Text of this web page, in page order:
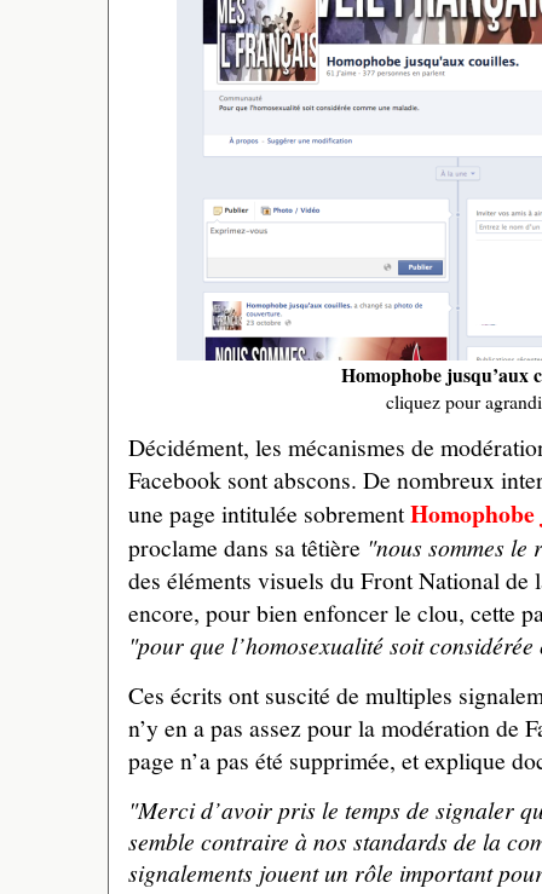
Homophobe jusqu’aux
cliquez pour
Décidément, les mécanismes de
Facebook sont abscons. De nombreux
une page intitulée sobrement
proclame dans sa têtière "nous sommes
des éléments visuels du Front National de
encore, pour bien enfoncer le clou, cette
"pour que l’homosexualité soit
Ces écrits ont suscité de multiples
n’y en a pas assez pour la modération de
page n’a pas été supprimée, et explique
"Merci d’avoir pris le temps de signaler
semble contraire à nos standards de la
signalements jouent un rôle important